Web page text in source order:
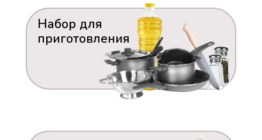
Набор для
приготовления